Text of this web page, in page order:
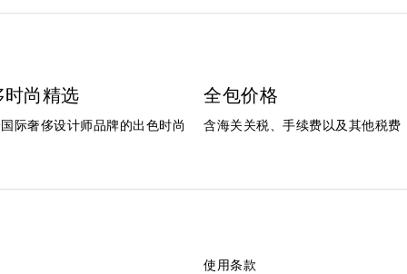
时尚精选
际奢侈设计师品牌的出色时尚
全包价格
含海关关税、手续费以及其他税费
使用条款